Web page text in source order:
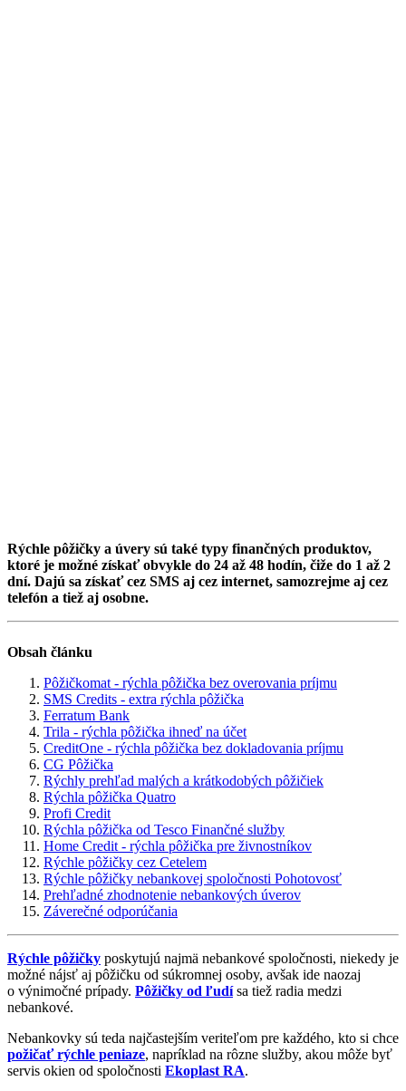
Rýchle pôžičky a úvery sú také typy finančných produktov,
ktoré je možné získať obvykle do 24 až 48 hodín, čiže do 1 až 2
dní. Dajú sa získať cez SMS aj cez internet, samozrejme aj cez
telefón a tiež aj osobne.
Obsah článku
Pôžičkomat - rýchla pôžička bez overovania príjmu
SMS Credits - extra rýchla pôžička
Ferratum Bank
Trila - rýchla pôžička ihneď na účet
CreditOne - rýchla pôžička bez dokladovania príjmu
CG Pôžička
Rýchly prehľad malých a krátkodobých pôžičiek
Rýchla pôžička Quatro
Profi Credit
Rýchla pôžička od Tesco Finančné služby
Home Credit - rýchla pôžička pre živnostníkov
Rýchle pôžičky cez Cetelem
Rýchle pôžičky nebankovej spoločnosti Pohotovosť
Prehľadné zhodnotenie nebankových úverov
Záverečné odporúčania
Rýchle pôžičky poskytujú najmä nebankové spoločnosti, niekedy je
možné nájsť aj pôžičku od súkromnej osoby, avšak ide naozaj
o výnimočné prípady. Pôžičky od ľudísa tiež radia medzi
nebankové.
Nebankovky sú teda najčastejším veriteľom pre každého, kto si chce
požičať rýchle peniaze, napríklad na rôzne služby, akou môže byť
servis okien od spoločnosti Ekoplast RA.